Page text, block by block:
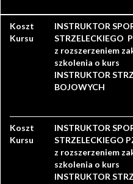
Koszt
Kursu
INSTRUKTOR
STRZELECKIEGO
z rozszerzeniem
szkolenia o kurs
INSTRUKTOR
BOJOWYCH
Koszt
Kursu
INSTRUKTOR
STRZELECKIEGO
z rozszerzeniem
szkolenia o kurs
INSTRUKTOR